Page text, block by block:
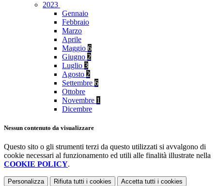
2023
Gennaio
Febbraio
Marzo
Aprile
Maggio 6
Giugno 2
Luglio 3
Agosto 2
Settembre 6
Ottobre
Novembre 1
Dicembre
Nessun contenuto da visualizzare
Questo sito o gli strumenti terzi da questo utilizzati si avvalgono di
cookie necessari al funzionamento ed utili alle finalità illustrate nella
COOKIE POLICY.
Personalizza Rifiuta tutti i cookies Accetta tutti i cookies